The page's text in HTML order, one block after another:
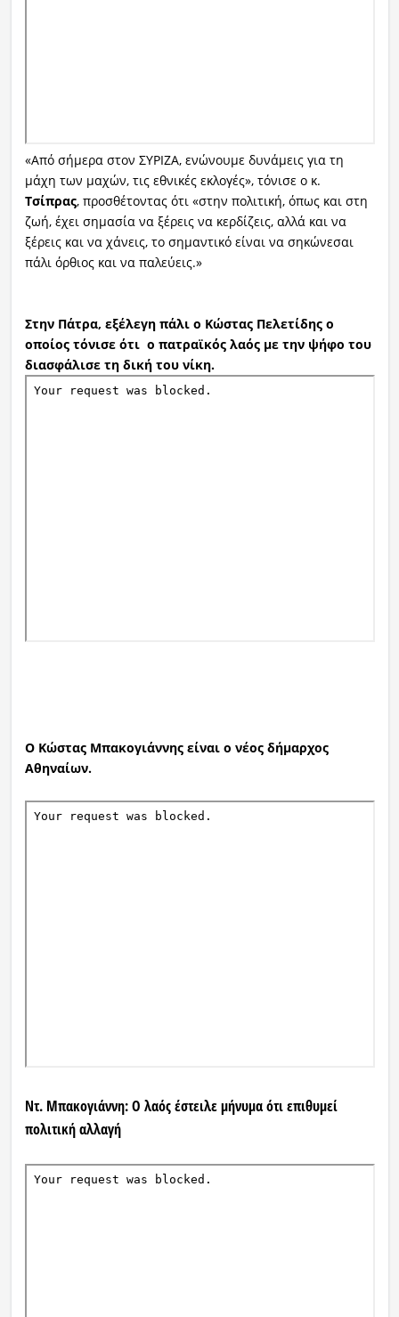
«Από σήμερα στον ΣΥΡΙΖΑ, ενώνουμε δυνάμεις για τη
μάχη των μαχών, τις εθνικές εκλογές», τόνισε ο κ.
Τσίπρας, προσθέτοντας ότι «στην πολιτική, όπως και στη
ζωή, έχει σημασία να ξέρεις να κερδίζεις, αλλά και να
ξέρεις και να χάνεις, το σημαντικό είναι να σηκώνεσαι
πάλι όρθιος και να παλεύεις.»
Στην Πάτρα, εξέλεγη πάλι ο Κώστας Πελετίδης ο
οποίος τόνισε ότι ο πατραϊκός λαός με την ψήφο του
διασφάλισε τη δική του νίκη.
Ο Κώστας Μπακογιάννης είναι ο νέος δήμαρχος
Αθηναίων.
Ντ. Μπακογιάννη: Ο λαός έστειλε μήνυμα ότι επιθυμεί
πολιτική αλλαγή